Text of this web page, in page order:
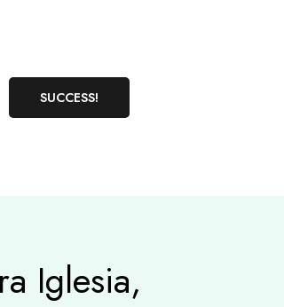
SUCCESS!
Iglesia,